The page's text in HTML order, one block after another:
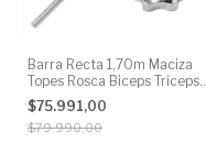
Barra Recta 1,70m Maciza
Topes Rosca Biceps Triceps
27mm
$75.991,00
$79.990,00